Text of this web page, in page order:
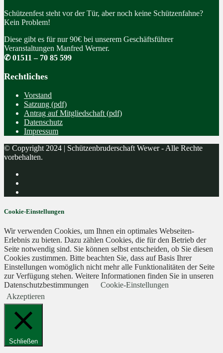
Schützenfest steht vor der Tür, aber noch keine Schützenfahne?
Kein Problem!
Diese gibt es für nur 90€ bei unserem Geschäftsführer
Veranstaltungen Manfred Werner.
✆ 01511 – 70 85 599
Rechtliches
Vorstand
Satzung (pdf)
Antrag auf Mitgliedschaft (pdf)
Datenschutz
Impressum
© Copyright 2024 | Schützenbruderschaft Wewer - Alle Rechte
vorbehalten.
Cookie-Einstellungen
Wir verwenden Cookies, um Ihnen ein optimales Webseiten-
Erlebnis zu bieten. Dazu zählen Cookies, die für den Betrieb der
Seite notwendig sind. Sie können selbst entscheiden, ob Sie diesen
Cookies zustimmen. Bitte beachten Sie, dass auf Basis Ihrer
Einstellungen womöglich nicht mehr alle Funktionalitäten der Seite
zur Verfügung stehen. Weitere Informationen finden Sie in unseren
Datenschutzbestimmungen
Cookie-Einstellungen
Akzeptieren
Schließen